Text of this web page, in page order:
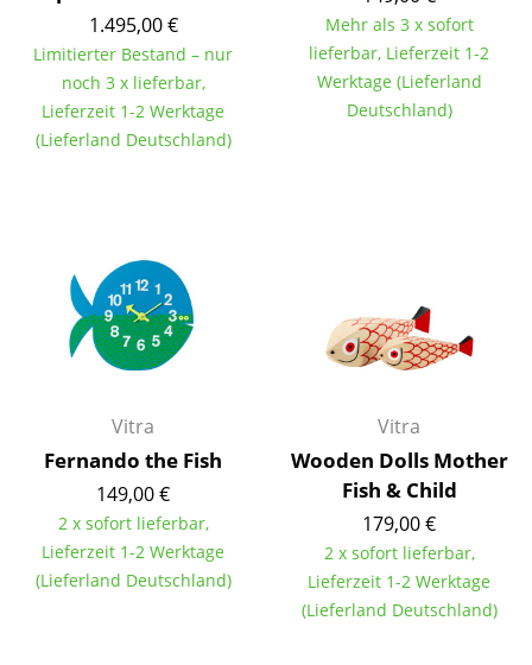
Teppiche
Vorhänge
... alle Accessoires
Wohnzimmer
Esszimmer
Schlafzimmer
Arbeitszimmer
Badezimmer
1.495,00 €
Limitierter Bestand – nur
noch 3 x lieferbar,
Lieferzeit 1-2 Werktage
(Lieferland Deutschland)
Mehr als 3 x sofort
lieferbar, Lieferzeit 1-2
Werktage (Lieferland
Deutschland)
Vitra
Fernando the Fish
149,00 €
2 x sofort lieferbar,
Lieferzeit 1-2 Werktage
(Lieferland Deutschland)
Vitra
Wooden Dolls Mother
Fish & Child
179,00 €
2 x sofort lieferbar,
Lieferzeit 1-2 Werktage
(Lieferland Deutschland)